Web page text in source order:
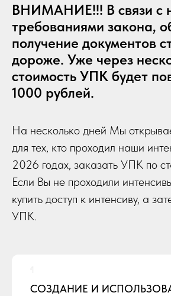
ВНИМАНИЕ!!! В связи с
требованиями закона,
получение документов
дороже. Уже через
стоимость УПК будет
1000 рублей.
На несколько дней Мы
для тех, кто проходил наши
2026 годах, заказать УПК по
Если Вы не проходили
купить доступ к интенсиву, а
УПК.
СОЗДАНИЕ И